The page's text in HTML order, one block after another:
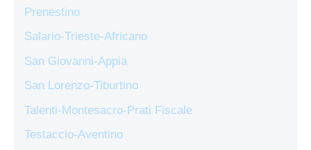
Prenestino
Salario-Trieste-Africano
San Giovanni-Appia
San Lorenzo-Tiburtino
Talenti-Montesacro-Prati Fiscale
Testaccio-Aventino